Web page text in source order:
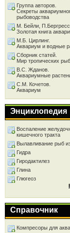
Группа авторов.
Секреты
рыбоводства
М. Бейли, П.Бергресс.
Золотая книга
М.Б. Цирлинг.
Аквариум и водные
Сборник статей.
Мир тропических рыб
В.С. Жданов.
Аквариумные
С.М. Кочетов.
Аквариум
Энциклопедия
Воспаление
кишечного тракта
Вылавливание рыб
Гидра
Гиродактилез
Глина
Глюгеоз
Справочник
Компресоры для